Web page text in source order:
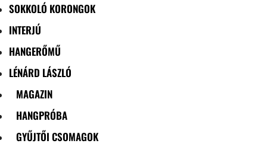
SOKKOLÓ KORONGOK
INTERJÚ
HANGERŐMŰ
LÉNÁRD LÁSZLÓ
MAGAZIN
HANGPRÓBA
GYŰJTŐI CSOMAGOK